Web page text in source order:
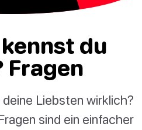
du
Fragen
Liebsten wirklich?
sind ein einfacher